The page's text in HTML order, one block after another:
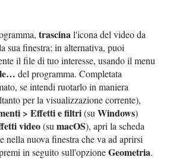
trascinal'icona del video da
sua finestra; in alternativa, puoi
il file di tuo interesse, usando il menu
del programma. Completata
se intendi ruotarlo in maniera
per la visualizzazione corrente),
> Effetti e filtri(suWindows)
video(sumacOS), apri la scheda
nella nuova finestra che va ad aprirsi
in seguito sull'opzioneGeometria.